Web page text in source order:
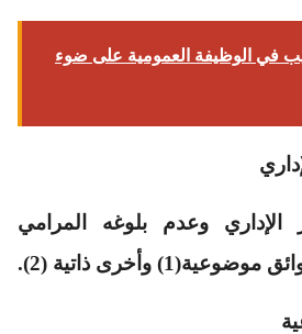
في الوظيفة العمومية على ضوء
الإداري وعدم بلوغه المرامي
وأخرى ذاتية (2).